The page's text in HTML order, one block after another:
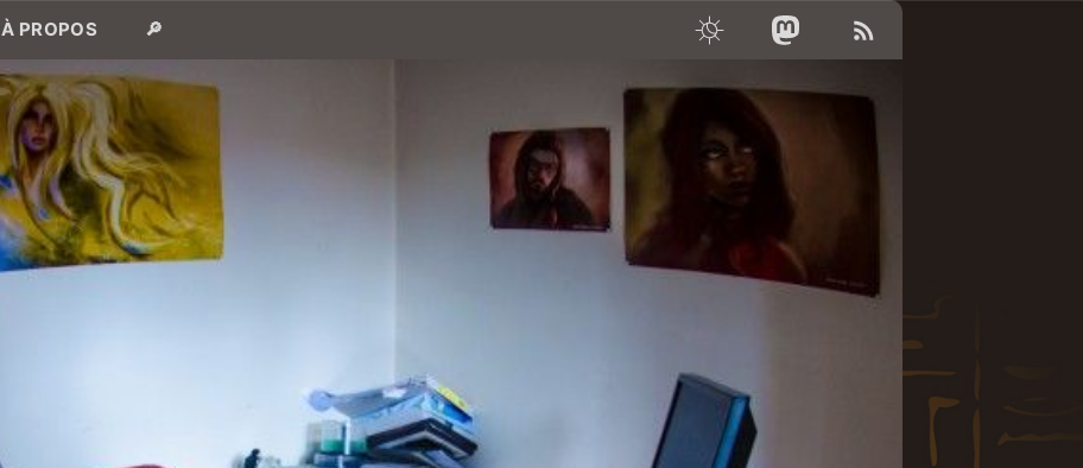
Le blog, ça en est où ?
Et ça marche ?
Mesurer le taux de lecture d'un blog
Isoler mes grosses paluches
Et donc, le résultat ?
À PROPOS 🔎